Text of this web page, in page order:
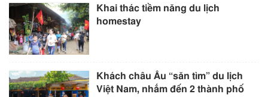
Khai thác tiềm năng du lịch
homestay
Khách châu Âu “săn tìm” du lịch
Việt Nam, nhắm đến 2 thành phố